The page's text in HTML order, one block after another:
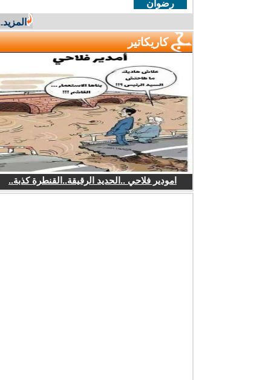
رضوان
المزيد...
كاريكاتير
امودير فلاحي ..الحديد الرقيقة..القنطرة كذبة..